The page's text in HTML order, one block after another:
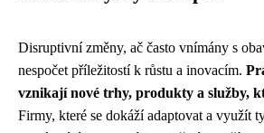
Disruptivní změny, ač často vnímány s
nespočet příležitostí k růstu a inovacím.
vznikají nové trhy, produkty a služby,
Firmy, které se dokáží adaptovat a využít